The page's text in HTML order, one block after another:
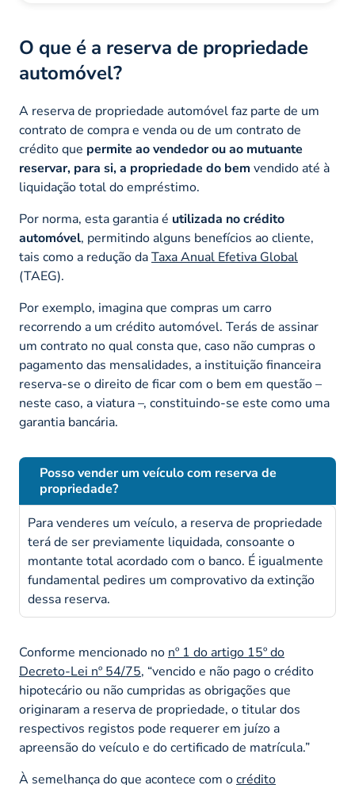
O que é a reserva de propriedade
automóvel?
A reserva de propriedade automóvel faz parte de um
contrato de compra e venda ou de um contrato de
crédito que permite ao vendedor ou ao mutuante
reservar, para si, a propriedade do bem vendido até à
liquidação total do empréstimo.
Por norma, esta garantia é utilizada no crédito
automóvel, permitindo alguns benefícios ao cliente,
tais como a redução daTaxa Anual Efetiva Global
(TAEG).
Por exemplo, imagina que compras um carro
recorrendo a um crédito automóvel. Terás de assinar
um contrato no qual consta que, caso não cumpras o
pagamento das mensalidades, a instituição financeira
reserva-se o direito de ficar com o bem em questão –
neste caso, a viatura –, constituindo-se este como uma
garantia bancária.
Posso vender um veículo com reserva de
propriedade?
Para venderes um veículo, a reserva de propriedade
terá de ser previamente liquidada, consoante o
montante total acordado com o banco. É igualmente
fundamental pedires um comprovativo da extinção
dessa reserva.
Conforme mencionado no nº 1 do artigo 15º do
Decreto-Lei nº 54/75, “vencido e não pago o crédito
hipotecário ou não cumpridas as obrigações que
originaram a reserva de propriedade, o titular dos
respectivos registos pode requerer em juízo a
apreensão do veículo e do certificado de matrícula.”
À semelhança do que acontece com ocrédito